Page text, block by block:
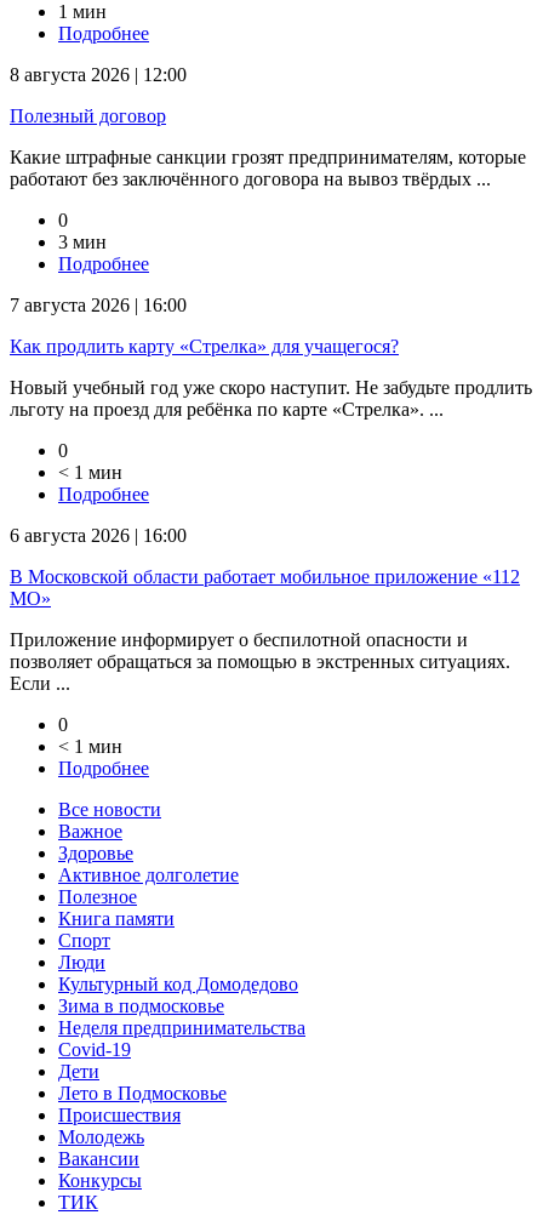
1 мин
Подробнее
8 августа 2026 | 12:00
Полезный договор
Какие штрафные санкции грозят предпринимателям, которые
работают без заключённого договора на вывоз твёрдых ...
0
3 мин
Подробнее
7 августа 2026 | 16:00
Как продлить карту «Стрелка» для учащегося?
Новый учебный год уже скоро наступит. Не забудьте продлить
льготу на проезд для ребёнка по карте «Стрелка». ...
0
< 1 мин
Подробнее
6 августа 2026 | 16:00
В Московской области работает мобильное приложение «112
МО»
Приложение информирует о беспилотной опасности и
позволяет обращаться за помощью в экстренных ситуациях.
Если ...
0
< 1 мин
Подробнее
Все новости
Важное
Здоровье
Активное долголетие
Полезное
Книга памяти
Спорт
Люди
Культурный код Домодедово
Зима в подмосковье
Неделя предпринимательства
Covid-19
Дети
Лето в Подмосковье
Происшествия
Молодежь
Вакансии
Конкурсы
ТИК